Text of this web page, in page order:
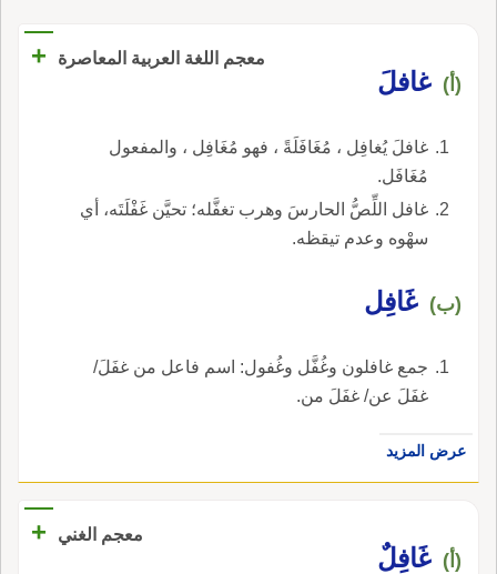
معجم اللغة العربية المعاصرة +
(أ) غافلَ
غافلَ يُغافِل ، مُغَافَلَةً ، فهو مُغَافِل ، والمفعول
مُغَافَل.
غافل اللِّصُّ الحارسَ وهرب تغفَّله؛ تحيَّن غَفْلَتَه، أي
سهْوه وعدم تيقظه.
(ب) غَافِل
جمع غافلون وغُفَّل وغُفول: اسم فاعل من غفَلَ/
غفَلَ عن/ غفَلَ من.
عرض المزيد
معجم الغني +
(أ) غَافِلٌ